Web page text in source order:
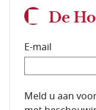
De
E-mail
E-mailadres
Meld u aan